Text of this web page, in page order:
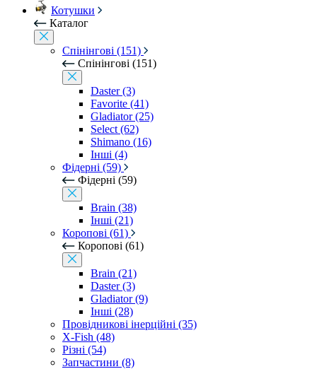
Котушки
Каталог
Спінінгові (151)
Спінінгові (151)
Daster (3)
Favorite (41)
Gladiator (25)
Select (62)
Shimano (16)
Інші (4)
Фідерні (59)
Фідерні (59)
Brain (38)
Інші (21)
Коропові (61)
Коропові (61)
Brain (21)
Daster (3)
Gladiator (9)
Інші (28)
Провідникові інерційні (35)
X-Fish (48)
Різні (54)
Запчастини (8)